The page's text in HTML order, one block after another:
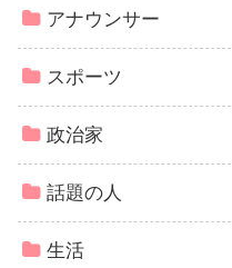
アナウンサー
スポーツ
政治家
話題の人
生活